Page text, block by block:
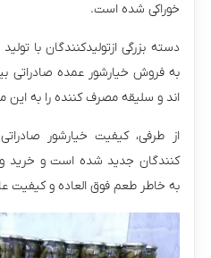
خوراکی شده است.
دسته بزرگی ازتولیدکنندگان با
به فروش خیارشور عمده صادراتی
اند و سلیقه مصرف کننده را به
از طرفی، کیفیت خیارشور
کنندگان جدید شده است و خرید
به خاطر طعم فوق العاده و کیفیت